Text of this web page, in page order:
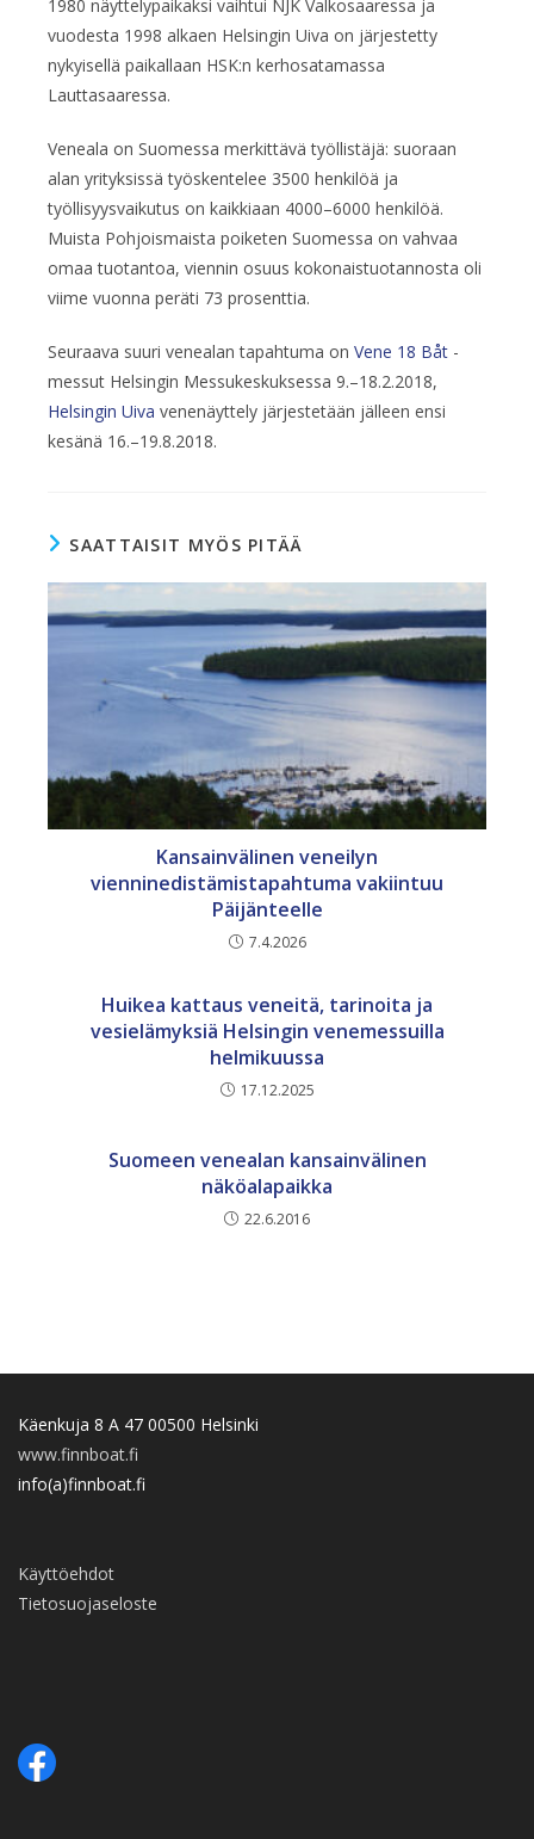
1980 näyttelypaikaksi vaihtui NJK Valkosaaressa ja
vuodesta 1998 alkaen Helsingin Uiva on järjestetty
nykyisellä paikallaan HSK:n kerhosatamassa
Lauttasaaressa.
Veneala on Suomessa merkittävä työllistäjä: suoraan
alan yrityksissä työskentelee 3500 henkilöä ja
työllisyysvaikutus on kaikkiaan 4000–6000 henkilöä.
Muista Pohjoismaista poiketen Suomessa on vahvaa
omaa tuotantoa, viennin osuus kokonaistuotannosta oli
viime vuonna peräti 73 prosenttia.
Seuraava suuri venealan tapahtuma on Vene 18 Båt -
messut Helsingin Messukeskuksessa 9.–18.2.2018,
Helsingin Uiva venenäyttely järjestetään jälleen ensi
kesänä 16.–19.8.2018.
SAATTAISIT MYÖS PITÄÄ
Kansainvälinen veneilyn
vienninedistämistapahtuma vakiintuu
Päijänteelle
7.4.2026
Huikea kattaus veneitä, tarinoita ja
vesielämyksiä Helsingin venemessuilla
helmikuussa
17.12.2025
Suomeen venealan kansainvälinen
näköalapaikka
22.6.2016
Käenkuja 8 A 47 00500 Helsinki
www.finnboat.fi
info(a)finnboat.fi
Käyttöehdot
Tietosuojaseloste